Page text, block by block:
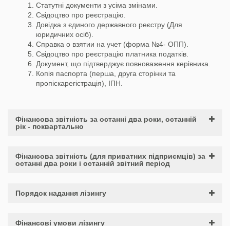
Статутні документи з усіма змінами.
Свідоцтво про реєстрацію.
Довідка з єдиного державного реєстру (Для
юридичних осіб).
Справка о взятии на учет (форма №4- ОПП).
Свідоцтво про реєстрацію платника податків.
Документ, що підтверджує повноваження керівника.
Копія паспорта (перша, друга сторінки та
пропіскарегістрація), ІПН.
Фінансова звітність за останні два роки, останній
рік - поквартально
Фінансова звітність (для приватних підприємців) за
останні два роки і останній звітний період
Порядок надання лізингу
Фінансові умови лізингу